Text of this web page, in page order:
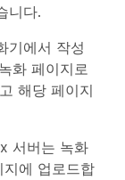
니다.
기에서 작성
화 페이지로
해당 페이지
서버는 녹화
지에 업로드합